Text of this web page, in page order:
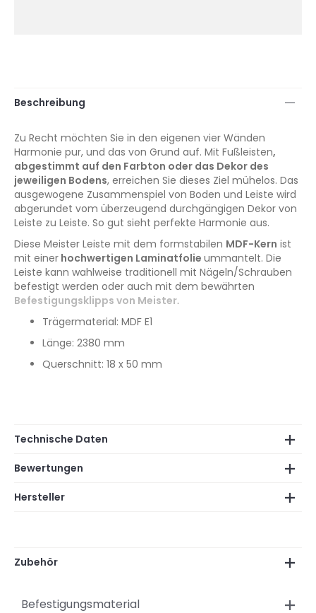
Beschreibung
Zu Recht möchten Sie in den eigenen vier Wänden
Harmonie pur, und das von Grund auf. Mit Fußleisten,
abgestimmt auf den Farbton oder das Dekor des
jeweiligen Bodens, erreichen Sie dieses Ziel mühelos. Das
ausgewogene Zusammenspiel von Boden und Leiste wird
abgerundet vom überzeugend durchgängigen Dekor von
Leiste zu Leiste. So gut sieht perfekte Harmonie aus.
Diese Meister Leiste mit dem formstabilen MDF-Kern ist
mit einer hochwertigen Laminatfolie ummantelt. Die
Leiste kann wahlweise traditionell mit Nägeln/Schrauben
befestigt werden oder auch mit dem bewährten
Befestigungsklipps von Meister.
Trägermaterial: MDF E1
Länge: 2380 mm
Querschnitt: 18 x 50 mm
Technische Daten
Bewertungen
Hersteller
Zubehör
Befestigungsmaterial